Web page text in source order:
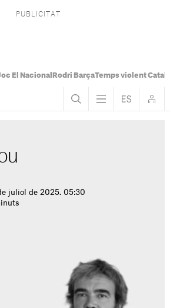
El Nacional Rodri BarçaTemps violent
juliol de 2025. 05:30